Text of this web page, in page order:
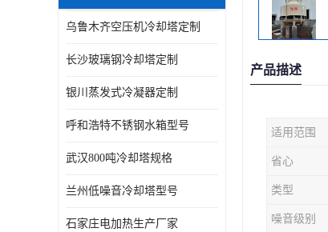
乌鲁木齐空压机冷却塔定制
长沙玻璃钢冷却塔定制
银川蒸发式冷凝器定制
呼和浩特不锈钢水箱型号
武汉800吨冷却塔规格
兰州低噪音冷却塔型号
石家庄电加热生产厂家
产品描述
适用范围
省心
类型
噪音级别